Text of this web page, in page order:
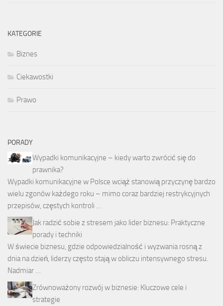
KATEGORIE
Biznes
Ciekawostki
Prawo
PORADY
Wypadki komunikacyjne – kiedy warto zwrócić się do
prawnika?
Wypadki komunikacyjne w Polsce wciąż stanowią przyczynę bardzo
wielu zgonów każdego roku – mimo coraz bardziej restrykcyjnych
przepisów, częstych kontroli …
Jak radzić sobie z stresem jako lider biznesu: Praktyczne
porady i techniki
W świecie biznesu, gdzie odpowiedzialność i wyzwania rosną z
dnia na dzień, liderzy często stają w obliczu intensywnego stresu.
Nadmiar …
Zrównoważony rozwój w biznesie: Kluczowe cele i
strategie